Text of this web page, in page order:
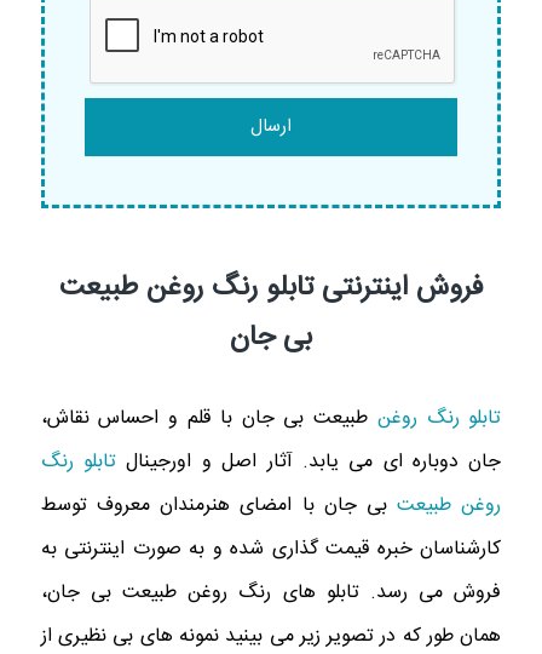
فروش اینترنتی تابلو رنگ روغن طبیعت
بی جان
تابلو رنگ روغن طبیعت بی جان با قلم و احساس نقاش،
جان دوباره ای می یابد. آثار اصل و اورجینال تابلو رنگ
روغن طبیعتبی جان با امضای هنرمندان معروف توسط
کارشناسان خبره قیمت گذاری شده و به صورت اینترنتی به
فروش می رسد. تابلو های رنگ روغن طبیعت بی جان،
همان طور که در تصویر زیر می بینید نمونه های بی نظیری از